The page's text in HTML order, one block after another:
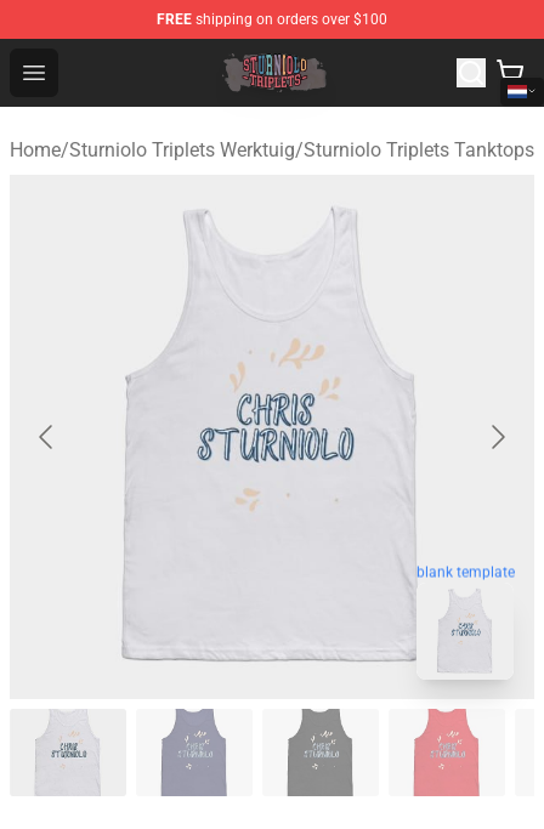
FREE shipping on orders over $100
Open menu
Sturniolo Triplets Shop - Official Sturniolo Triplets
Home/Sturniolo Triplets Werktuig/Sturniolo Triplets Tanktops
blank template